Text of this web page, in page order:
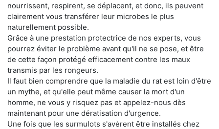
nourrissent, respirent, se déplacent, et donc, ils peuvent
clairement vous transférer leur microbes le plus
naturellement possible.
Grâce à une prestation protectrice de nos experts, vous
pourrez éviter le problème avant qu'il ne se pose, et être
de cette façon protégé efficacement contre les maux
transmis par les rongeurs.
Il faut bien comprendre que la maladie du rat est loin d'être
un mythe, et qu'elle peut même causer la mort d'un
homme, ne vous y risquez pas et appelez-nous dès
maintenant pour une dératisation d'urgence.
Une fois que les surmulots s'avèrent être installés chez